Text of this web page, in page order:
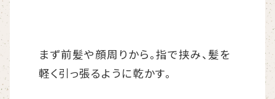
まず前髪や顔周りから。指で挟み、髪を
軽く引っ張るように乾かす。